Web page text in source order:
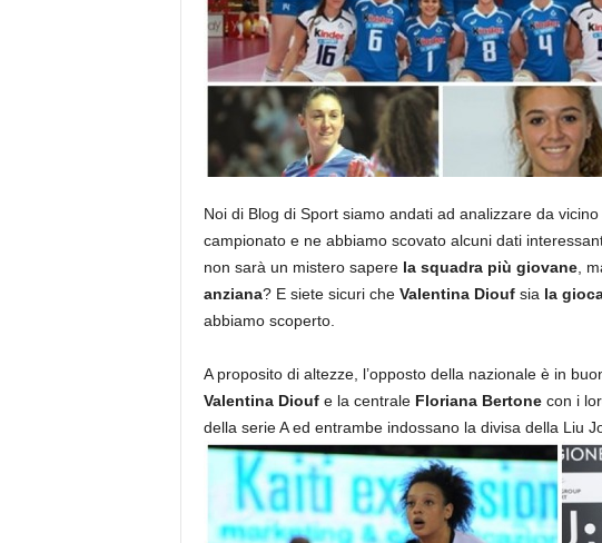
Noi di Blog di Sport siamo andati ad analizzare da vicino
campionato e ne abbiamo scovato alcuni dati
non sarà un mistero sapere la squadra più giovane,
anziana? E siete sicuri che Valentina Dioufsia la
abbiamo scoperto.
A proposito di altezze, l’opposto della nazionale è in
Valentina Dioufe la centrale Floriana Bertonecon i
della serie A ed entrambe indossano la divisa della Liu